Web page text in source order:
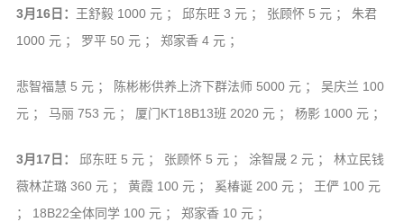
3月16日： 王舒毅 1000 元 ； 邱东旺 3 元 ； 张顾怀 5 元 ； 朱君
1000 元 ； 罗平 50 元 ； 郑家香 4 元 ；
悲智福慧 5 元 ； 陈彬彬供养上济下群法师 5000 元 ； 吴庆兰 100
元 ； 马丽 753 元 ； 厦门KT18B13班 2020 元 ； 杨影 1000 元 ；
3月17日：
邱东旺 5 元 ； 张顾怀 5 元 ； 涂智晟 2 元 ； 林立民钱
薇林芷璐 360 元 ； 黄霞 100 元 ； 奚椿诞 200 元 ； 王俨 100 元
； 18B22全体同学 100 元 ； 郑家香 10 元 ；